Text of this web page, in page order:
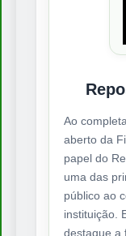
Ao
aberto da
papel do
uma das
público ao
instituição.
destaque a